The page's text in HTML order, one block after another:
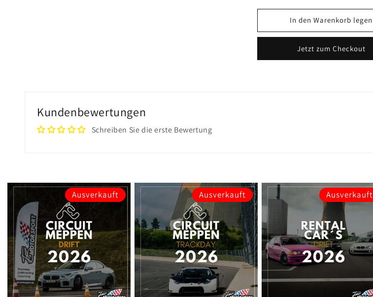
In den Warenkorb legen
Jetzt zum Checkout
Kundenbewertungen
Schreiben Sie die erste Bewertung
Ausverkauft Ausverkauft Ausverkauft